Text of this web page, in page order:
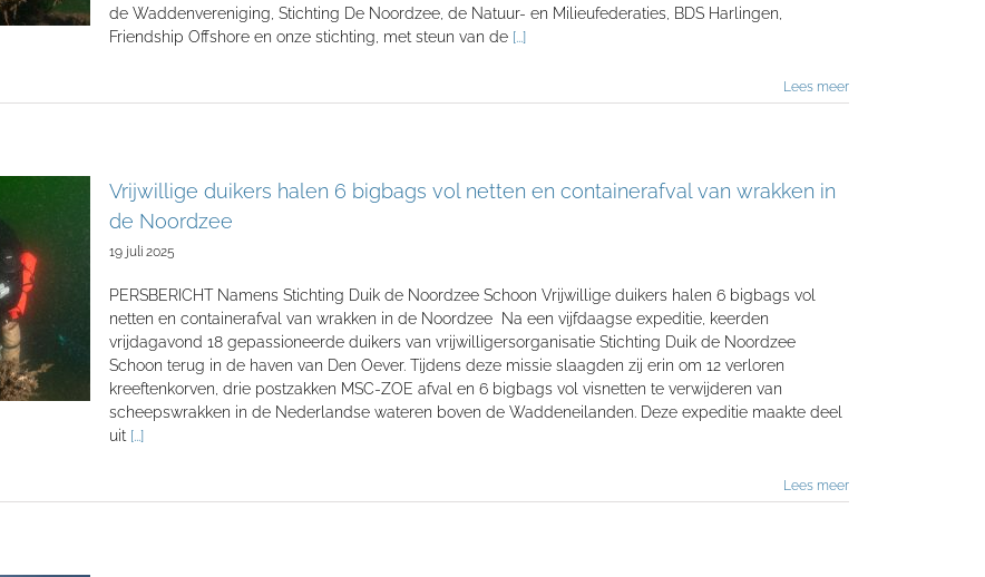
de Waddenvereniging, Stichting De Noordzee, de Natuur- en Milieufederaties, BDS Harlingen,
Friendship Offshore en onze stichting, met steun van de [...]
Lees meer
Vrijwillige duikers halen 6 bigbags vol netten en containerafval van wrakken in
de Noordzee
19 juli 2025
PERSBERICHT Namens Stichting Duik de Noordzee Schoon Vrijwillige duikers halen 6 bigbags vol
netten en containerafval van wrakken in de Noordzee Na een vijfdaagse expeditie, keerden
vrijdagavond 18 gepassioneerde duikers van vrijwilligersorganisatie Stichting Duik de Noordzee
Schoon terug in de haven van Den Oever. Tijdens deze missie slaagden zij erin om 12 verloren
kreeftenkorven, drie postzakken MSC-ZOE afval en 6 bigbags vol visnetten te verwijderen van
scheepswrakken in de Nederlandse wateren boven de Waddeneilanden. Deze expeditie maakte deel
uit [...]
Lees meer